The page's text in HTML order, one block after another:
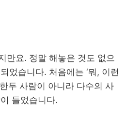
만요. 정말 해놓은 것도 없으
었습니다. 처음에는 ‘뭐 , 이런
두 사람이 아니라 다수의 사
들었습니다.